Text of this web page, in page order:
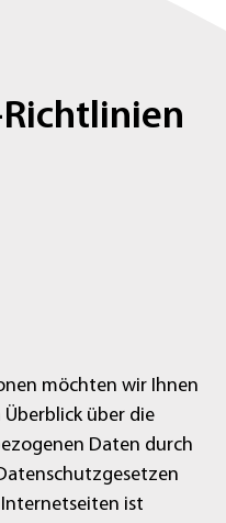
möchten wir Ihnen
Überblick über die
Daten durch
ist